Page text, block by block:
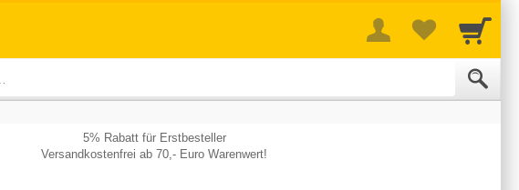
5% Rabatt für Erstbesteller
Versandkostenfrei ab 70,- Euro Warenwert!